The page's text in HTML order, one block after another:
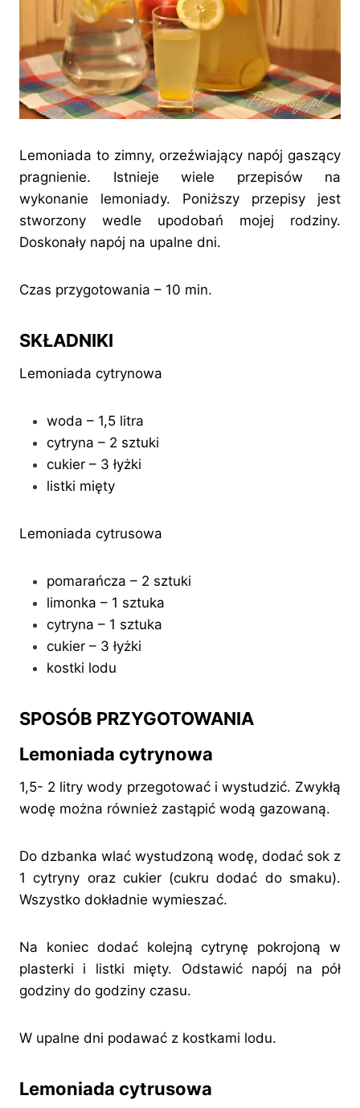
Lemoniada to zimny, orzeźwiający napój gaszący
pragnienie. Istnieje wiele przepisów na
wykonanie lemoniady. Poniższy przepisy jest
stworzony wedle upodobań mojej rodziny.
Doskonały napój na upalne dni.
Czas przygotowania – 10 min.
SKŁADNIKI
Lemoniada cytrynowa
woda – 1,5 litra
cytryna – 2 sztuki
cukier – 3 łyżki
listki mięty
Lemoniada cytrusowa
pomarańcza – 2 sztuki
limonka – 1 sztuka
cytryna – 1 sztuka
cukier – 3 łyżki
kostki lodu
SPOSÓB PRZYGOTOWANIA
Lemoniada cytrynowa
1,5- 2 litry wody przegotować i wystudzić. Zwykłą
wodę można również zastąpić wodą gazowaną.
Do dzbanka wlać wystudzoną wodę, dodać sok z
1 cytryny oraz cukier (cukru dodać do smaku).
Wszystko dokładnie wymieszać.
Na koniec dodać kolejną cytrynę pokrojoną w
plasterki i listki mięty. Odstawić napój na pół
godziny do godziny czasu.
W upalne dni podawać z kostkami lodu.
Lemoniada cytrusowa